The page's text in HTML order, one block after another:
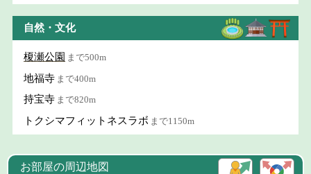
自然・文化
榎瀬公園 まで500m
地福寺 まで400m
持宝寺 まで820m
トクシマフィットネスラボ まで1150m
お部屋の周辺地図